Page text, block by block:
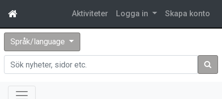
Aktiviteter Logga in Skapa konto
Språk/language
Sök